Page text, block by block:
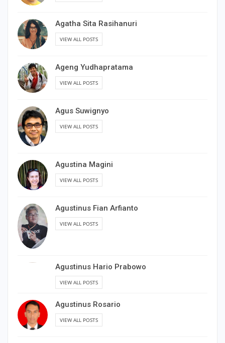
Agatha Sita Rasihanuri
VIEW ALL POSTS
Ageng Yudhapratama
VIEW ALL POSTS
Agus Suwignyo
VIEW ALL POSTS
Agustina Magini
VIEW ALL POSTS
Agustinus Fian Arfianto
VIEW ALL POSTS
Agustinus Hario Prabowo
VIEW ALL POSTS
Agustinus Rosario
VIEW ALL POSTS